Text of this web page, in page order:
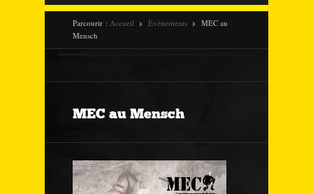
Parcourir : Accueil Évènements
MEC au
Mensch
MEC au Mensch